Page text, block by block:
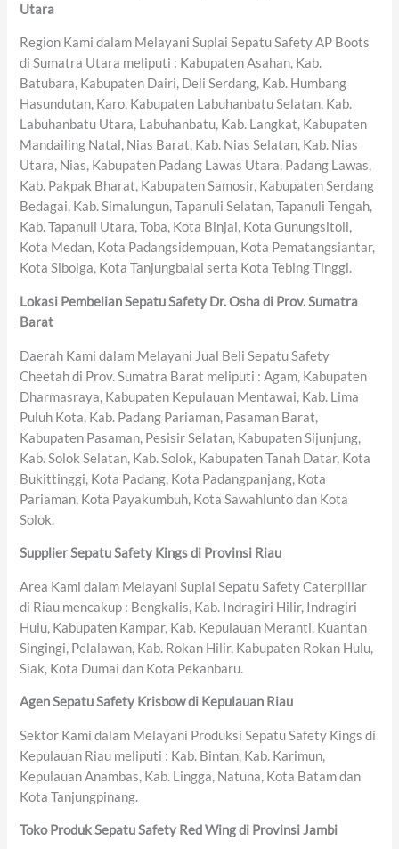
Utara
Region Kami dalam Melayani Suplai Sepatu Safety AP Boots
di Sumatra Utara meliputi : Kabupaten Asahan, Kab.
Batubara, Kabupaten Dairi, Deli Serdang, Kab. Humbang
Hasundutan, Karo, Kabupaten Labuhanbatu Selatan, Kab.
Labuhanbatu Utara, Labuhanbatu, Kab. Langkat, Kabupaten
Mandailing Natal, Nias Barat, Kab. Nias Selatan, Kab. Nias
Utara, Nias, Kabupaten Padang Lawas Utara, Padang Lawas,
Kab. Pakpak Bharat, Kabupaten Samosir, Kabupaten Serdang
Bedagai, Kab. Simalungun, Tapanuli Selatan, Tapanuli Tengah,
Kab. Tapanuli Utara, Toba, Kota Binjai, Kota Gunungsitoli,
Kota Medan, Kota Padangsidempuan, Kota Pematangsiantar,
Kota Sibolga, Kota Tanjungbalai serta Kota Tebing Tinggi.
Lokasi Pembelian Sepatu Safety Dr. Osha di Prov. Sumatra
Barat
Daerah Kami dalam Melayani Jual Beli Sepatu Safety
Cheetah di Prov. Sumatra Barat meliputi : Agam, Kabupaten
Dharmasraya, Kabupaten Kepulauan Mentawai, Kab. Lima
Puluh Kota, Kab. Padang Pariaman, Pasaman Barat,
Kabupaten Pasaman, Pesisir Selatan, Kabupaten Sijunjung,
Kab. Solok Selatan, Kab. Solok, Kabupaten Tanah Datar, Kota
Bukittinggi, Kota Padang, Kota Padangpanjang, Kota
Pariaman, Kota Payakumbuh, Kota Sawahlunto dan Kota
Solok.
Supplier Sepatu Safety Kings di Provinsi Riau
Area Kami dalam Melayani Suplai Sepatu Safety Caterpillar
di Riau mencakup : Bengkalis, Kab. Indragiri Hilir, Indragiri
Hulu, Kabupaten Kampar, Kab. Kepulauan Meranti, Kuantan
Singingi, Pelalawan, Kab. Rokan Hilir, Kabupaten Rokan Hulu,
Siak, Kota Dumai dan Kota Pekanbaru.
Agen Sepatu Safety Krisbow di Kepulauan Riau
Sektor Kami dalam Melayani Produksi Sepatu Safety Kings di
Kepulauan Riau meliputi : Kab. Bintan, Kab. Karimun,
Kepulauan Anambas, Kab. Lingga, Natuna, Kota Batam dan
Kota Tanjungpinang.
Toko Produk Sepatu Safety Red Wing di Provinsi Jambi